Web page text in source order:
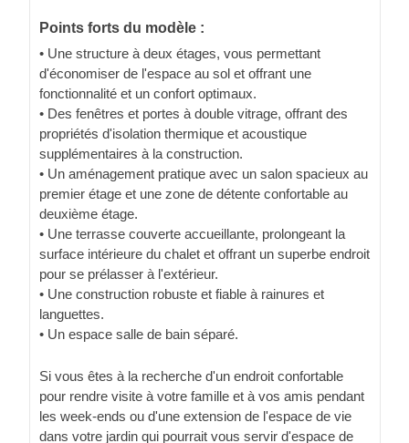
Points forts du modèle :
• Une structure à deux étages, vous permettant
d'économiser de l'espace au sol et offrant une
fonctionnalité et un confort optimaux.
• Des fenêtres et portes à double vitrage, offrant des
propriétés d'isolation thermique et acoustique
supplémentaires à la construction.
• Un aménagement pratique avec un salon spacieux au
premier étage et une zone de détente confortable au
deuxième étage.
• Une terrasse couverte accueillante, prolongeant la
surface intérieure du chalet et offrant un superbe endroit
pour se prélasser à l'extérieur.
• Une construction robuste et fiable à rainures et
languettes.
• Un espace salle de bain séparé.
Si vous êtes à la recherche d'un endroit confortable
pour rendre visite à votre famille et à vos amis pendant
les week-ends ou d'une extension de l'espace de vie
dans votre jardin qui pourrait vous servir d'espace de